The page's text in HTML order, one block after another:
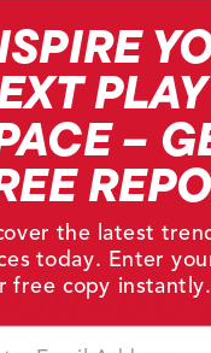
grupos de edad.
diseñar juegos que
y los niños.
de profesionales de la
y sometido a
PLAY
–
the latest
today. Enter
free copy instantly.